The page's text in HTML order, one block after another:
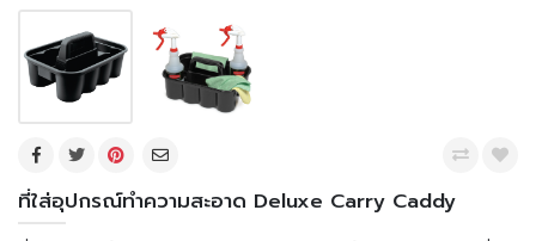
ที่ใส่อุปกรณ์ทำความสะอาด Deluxe Carry Caddy